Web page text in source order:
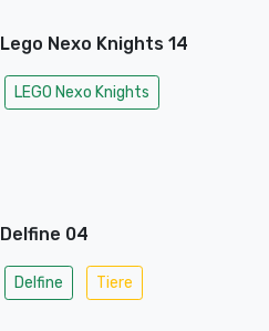
Lego Nexo Knights 14
LEGO Nexo Knights
Delfine 04
Delfine Tiere